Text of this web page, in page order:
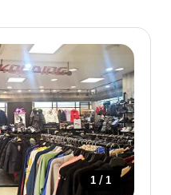
1 / 1